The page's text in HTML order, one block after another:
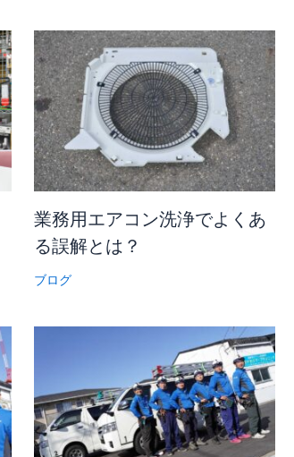
業務用エアコン洗浄でよくあ
る誤解とは？
ブログ